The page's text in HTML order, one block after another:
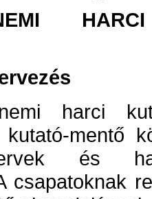
harci
kutató-mentő
és
csapatoknak